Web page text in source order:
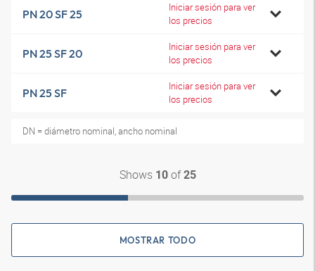
PN 20 SF 25
Iniciar sesión para ver
los precios
PN 25 SF 20
Iniciar sesión para ver
los precios
PN 25 SF
Iniciar sesión para ver
los precios
DN = diámetro nominal, ancho nominal
Shows 10of25
MOSTRAR TODO